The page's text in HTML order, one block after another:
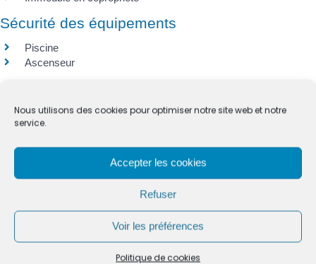
Nous utilisons des cookies pour optimiser notre site web et notre
service.
Accepter les cookies
Refuser
Voir les préférences
Politique de cookies
Sécurité des équipements
Piscine
Ascenseur
Que risque le propriétaire d'un logement insalubre ou en
état de péril ?
Entretien annuel des équipements de chauffage :
quelles règles pour le locataire ?